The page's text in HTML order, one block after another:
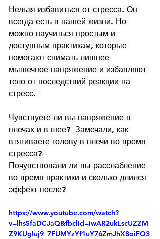
Нельзя избавиться от стресса. Он
всегда есть в нашей жизни. Но
можно научиться простым и
доступным практикам, которые
помогают снимать лишнее
мышечное напряжение и избавляют
тело от последствий реакции на
стресс.
Чувствуете ли вы напряжение в
плечах и в шее?  Замечали, как
втягиваете голову в плечи во время
стресса?
Почувствовали ли вы расслабление
во время практики и сколько длился
эффект после?
https://www.youtube.com/watch?
v=lhsSfaDCJaQ&fbclid=IwAR2ukLscUZZM
Z9KUgIuj9_7FUMYzYf1uY76ZmJhX8oiFO3